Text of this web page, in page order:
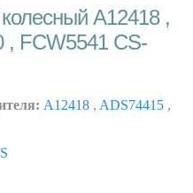
A12418 ,
, FCW5541 CS-
A12418 , ADS74415 ,